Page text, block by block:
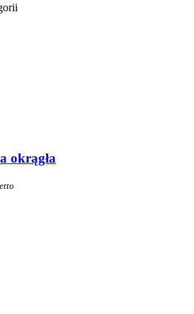
okrągła